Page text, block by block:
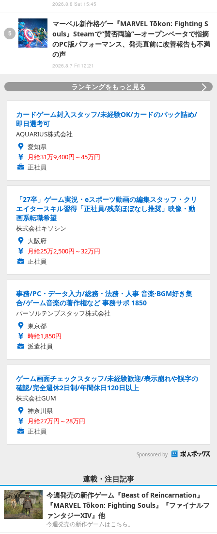
2026.8.8 Sat 15:45
マーベル新作格ゲー『MARVEL Tōkon: Fighting S
ouls』Steamで“賛否両論”―オープンベータで指摘
のPC版パフォーマンス、発売直前に改善報告も不満
の声
2026.8.7 Fri 12:21
ランキングをもっと見る
カードゲーム封入スタッフ/未経験OK/カードのパック詰め/
即日選考可
AQUARIUS株式会社
愛知県
月給31万9,400円～45万円
正社員
「27卒」ゲーム実況・eスポーツ動画の編集スタッフ・クリ
エイタースキル習得「正社員/残業ほぼなし推奨」映像・動
画系転職希望
株式会社キソシン
大阪府
月給25万2,500円～32万円
正社員
事務/PC・データ入力/総務・法務・人事 音楽·BGM好き集
合/ゲーム音楽の著作権など 事務サポ 1850
パーソルテンプスタッフ株式会社
東京都
時給1,850円
派遣社員
ゲーム画面チェックスタッフ/未経験歓迎/表示崩れや誤字の
確認/完全週休2日制/年間休日120日以上
株式会社GUM
神奈川県
月給27万円～28万円
正社員
Sponsored by
連載・注目記事
今週発売の新作ゲーム『Beast of Reincarnation』
『MARVEL Tōkon: Fighting Souls』『ファイナルフ
ァンタジーXIV』他
今週発売の新作ゲームはこちら。